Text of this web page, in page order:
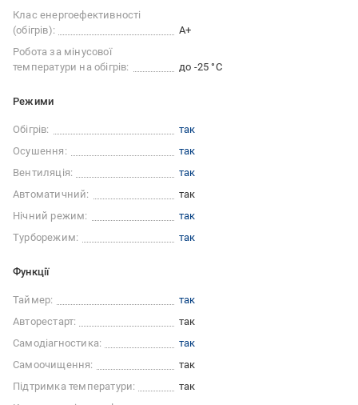
Клас енергоефективності
(обігрів):
A+
Робота за мінусової
температури на обігрів:
до -25 °C
Режими
Обігрів:
так
Осушення:
так
Вентиляція:
так
Автоматичний:
так
Нічний режим:
так
Турборежим:
так
Функції
Таймер:
так
Авторестарт:
так
Самодіагностика:
так
Самоочищення:
так
Підтримка температури:
так